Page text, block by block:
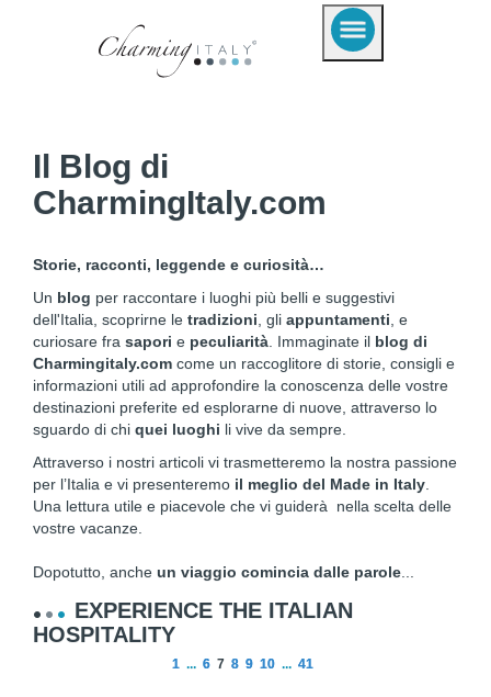
Il Blog di
CharmingItaly.com
Storie, racconti, leggende e curiosità…
Un blog per raccontare i luoghi più belli e suggestivi
dell'Italia, scoprirne le tradizioni , gli appuntamenti , e
curiosare fra sapori e peculiarità . Immaginate il blog di
Charmingitaly.com come un raccoglitore di storie, consigli e
informazioni utili ad approfondire la conoscenza delle vostre
destinazioni preferite ed esplorarne di nuove, attraverso lo
sguardo di chi quei luoghi li vive da sempre.
Attraverso i nostri articoli vi trasmetteremo la nostra passione
per l’Italia e vi presenteremo il meglio del Made in Italy
Una lettura utile e piacevole che vi guiderà nella scelta delle
vostre vacanze.
Dopotutto, anche un viaggio comincia dalle parole
EXPERIENCE THE ITALIAN
HOSPITALITY
1 ... 6 7 8 9 10 ... 41